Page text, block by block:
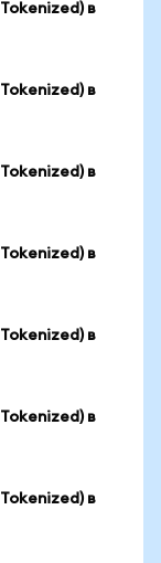
в
в
в
в
в
в
в